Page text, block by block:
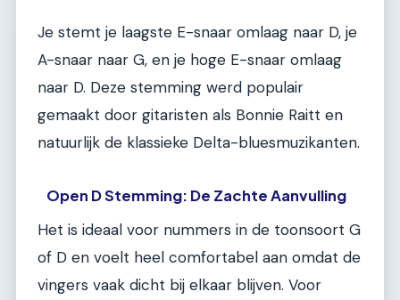
Je stemt je laagste E-snaar omlaag naar D, je
A-snaar naar G, en je hoge E-snaar omlaag
naar D. Deze stemming werd populair
gemaakt door gitaristen als Bonnie Raitt en
natuurlijk de klassieke Delta-bluesmuzikanten.
Open D Stemming: De Zachte Aanvulling
Het is ideaal voor nummers in de toonsoort G
of D en voelt heel comfortabel aan omdat de
vingers vaak dicht bij elkaar blijven. Voor